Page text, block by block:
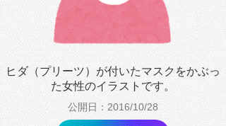
ヒダ（プリーツ）が付いたマスクをかぶっ
た女性のイラストです。
公開日：2016/10/28